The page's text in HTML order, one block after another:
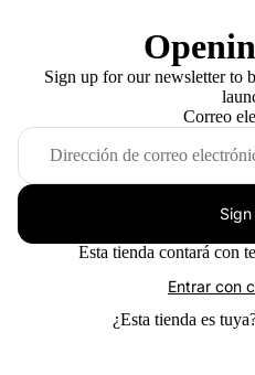
Sign up for our newsletter to
Correo
Esta tienda contará con
Entrar con
¿Esta tienda es